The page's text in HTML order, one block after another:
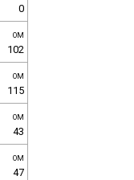
0
OM
102
OM
115
OM
43
OM
47